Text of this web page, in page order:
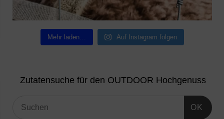
Mehr laden… Auf Instagram folgen
Zutatensuche für den OUTDOOR Hochgenuss
OK